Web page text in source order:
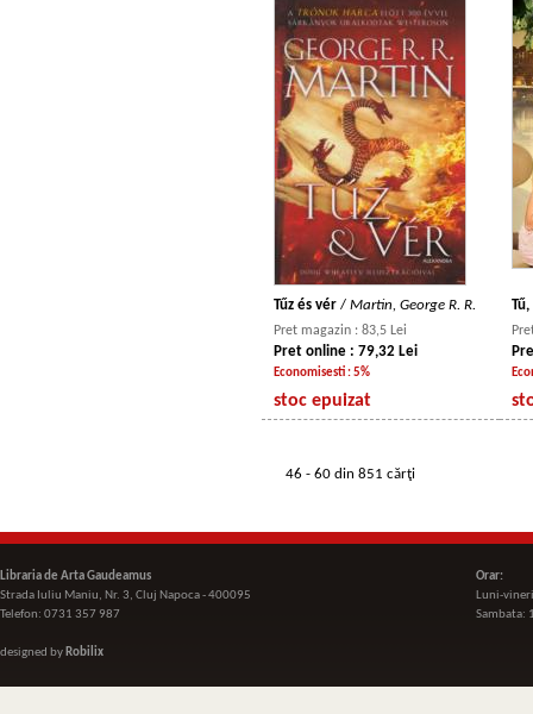
Tűz és vér / Martin, George R. R.
Pret magazin : 83,5 Lei
Pret online : 79,32 Lei
Economisesti : 5%
stoc epuizat
46 - 60 din 851 cărţi
Libraria de Arta Gaudeamus
Strada Iuliu Maniu, Nr. 3, Cluj Napoca - 400095
Telefon: 0731 357 987
designed by Robilix
Orar:
Luni-
Sambata: